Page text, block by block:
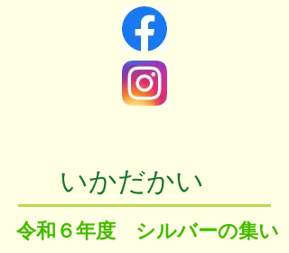
いかだかい
令和６年度 シルバーの集い